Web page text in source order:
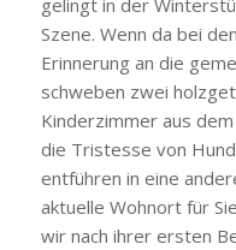
Szene. Wenn da bei
Erinnerung an die
schweben zwei
Kinderzimmer aus
die Tristesse von
entführen in eine
aktuelle Wohnort für
wir nach ihrer ersten